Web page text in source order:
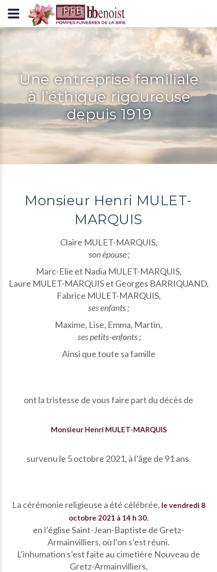
Panneau de gestion des cookies
Une entreprise familiale
à l’éthique rigoureuse
depuis 1919
Monsieur Henri MULET-
MARQUIS
Claire MULET-MARQUIS,
son épouse ;
Marc-Elie et Nadia MULET-MARQUIS,
Laure MULET-MARQUIS et Georges BARRIQUAND,
Fabrice MULET-MARQUIS,
ses enfants ;
Maxime, Lise, Emma, Martin,
ses petits-enfants ;
Ainsi que toute sa famille
ont la tristesse de vous faire part du décès de
Monsieur Henri MULET-MARQUIS
survenu le 5 octobre 2021, à l’âge de 91 ans.
La cérémonie religieuse a été célébrée, le vendredi 8
octobre 2021 à 14 h 30,
en l’église Saint-Jean-Baptiste de Gretz-
Armainvilliers, où l’on s’est réuni.
L’inhumation s’est faite au cimetière Nouveau de
Gretz-Armainvilliers,